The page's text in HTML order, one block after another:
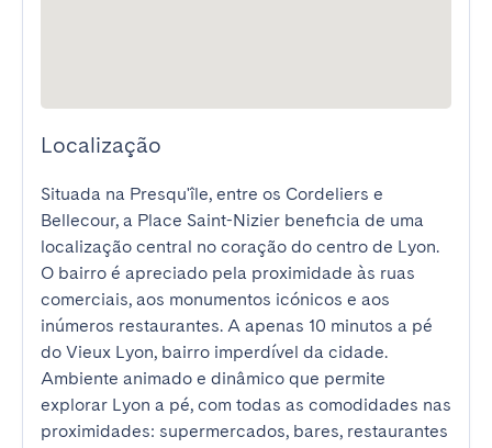
Localização
Situada na Presqu'île, entre os Cordeliers e
Bellecour, a Place Saint-Nizier beneficia de uma
localização central no coração do centro de Lyon.
O bairro é apreciado pela proximidade às ruas
comerciais, aos monumentos icónicos e aos
inúmeros restaurantes. A apenas 10 minutos a pé
do Vieux Lyon, bairro imperdível da cidade.
Ambiente animado e dinâmico que permite
explorar Lyon a pé, com todas as comodidades nas
proximidades: supermercados, bares, restaurantes